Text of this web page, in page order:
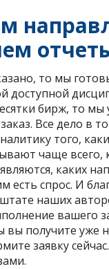
то мы
доступной
бирж, то мы
Все дело в
того,
чаще всего,
каких
есть спрос. И
наших
вашего
вы получите уже
заявку